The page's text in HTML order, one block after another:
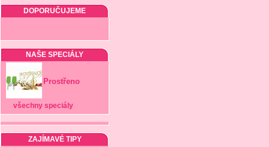
DOPORUČUJEME
NAŠE SPECIÁLY
Prostřeno
všechny speciály
ZAJÍMAVÉ TIPY